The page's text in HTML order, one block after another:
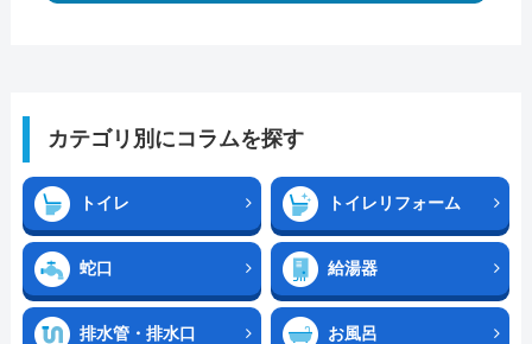
カテゴリ別にコラムを探す
トイレ トイレリフォーム
蛇口 給湯器
排水管・排水口 お風呂